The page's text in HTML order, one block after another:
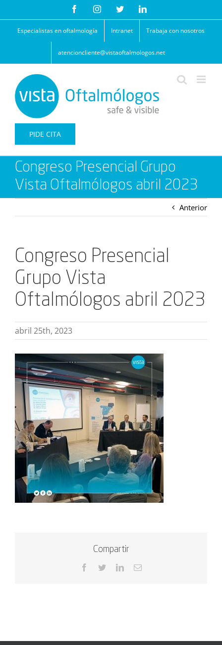
contenido
FacebookInstagramTwitterLinkedIn
Especialistas en oftalmología Intranet Trabaja con nosotros
atencioncliente@vistaoftalmologos.net
PIDE CITA
Congreso Presencial Grupo
Vista Oftalmólogos abril 2023
Anterior
Congreso Presencial
Grupo Vista
Oftalmólogos abril 2023
abril 25th, 2023
Compartir
Facebook
TwitterLinkedInCorreo